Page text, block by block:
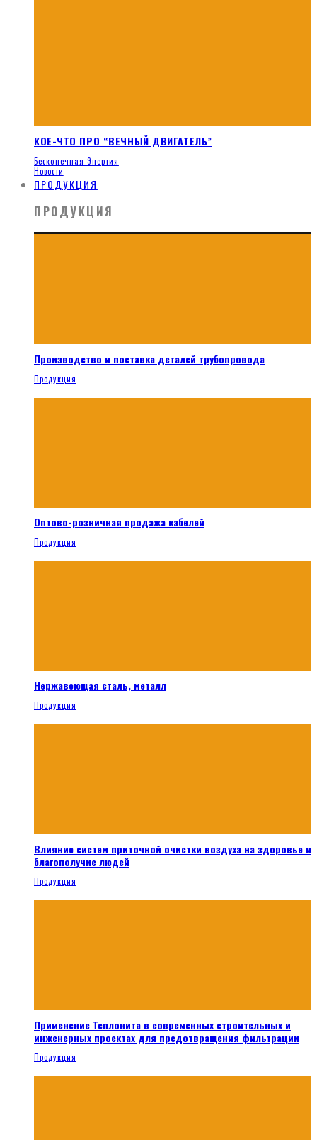
КОЕ-ЧТО ПРО “ВЕЧНЫЙ ДВИГАТЕЛЬ”
Бесконечная Энергия
Новости
ПРОДУКЦИЯ
ПРОДУКЦИЯ
Производство и поставка деталей трубопровода
Продукция
Оптово-розничная продажа кабелей
Продукция
Нержавеющая сталь, металл
Продукция
Влияние систем приточной очистки воздуха на здоровье и
благополучие людей
Продукция
Применение Теплонита в современных строительных и
инженерных проектах для предотвращения фильтрации
Продукция